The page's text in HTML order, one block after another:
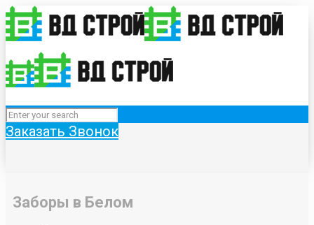
Заказать Звонок
Заборы в Белом